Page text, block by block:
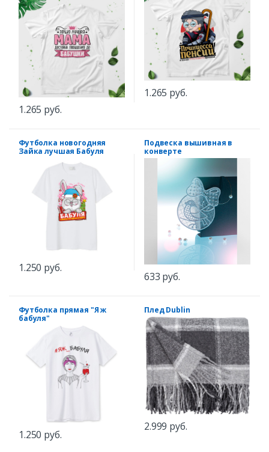
1.265 руб.
1.265 руб.
Футболка новогодняя
Зайка лучшая Бабуля
1.250 руб.
Подвеска вышивная в
конверте
633 руб.
Футболка прямая "Я ж
бабуля"
1.250 руб.
Плед Dublin
2.999 руб.